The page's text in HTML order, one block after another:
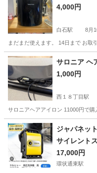
4,000円
白石駅 8月
まだまだ使えます。 14日まで お取
北海道 札幌市 サロニア ヘ
1,000円
西１８丁目駅
サロニアヘアアイロン 11000円で
北海道 札幌市 西１８丁目
ジャパネットモデル ケルヒ
サイレント
17,000円
環状通東駅